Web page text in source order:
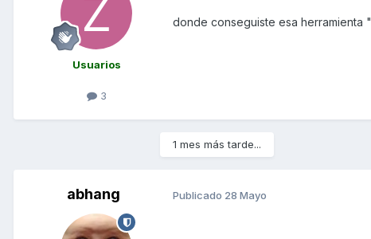
Usuarios
3
donde conseguiste esa herramienta "
1 mes más tarde...
abhang Publicado 28 Mayo